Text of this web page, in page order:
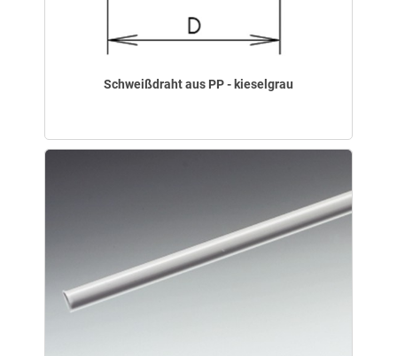
Schweißdraht aus PP - kieselgrau